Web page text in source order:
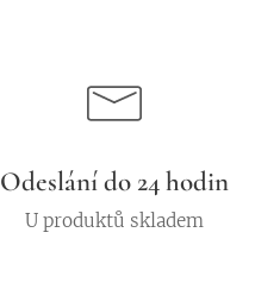
Odeslání do 24 hodin
U produktů skladem